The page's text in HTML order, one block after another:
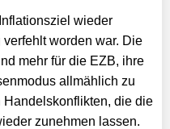
wieder
worden war. Die
mehr für die EZB, ihre
allmählich zu
die die
zunehmen lassen.